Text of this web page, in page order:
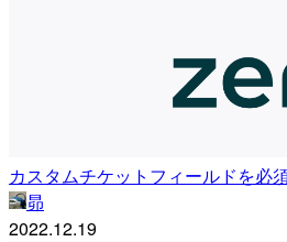
カスタムチケットフィールドを必
昴
2022.12.19